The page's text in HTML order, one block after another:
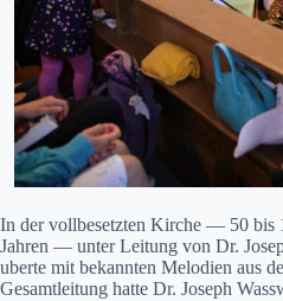
In der vollbe­set­zten Kirche — 50 bis
Jahren — unter Leitung von Dr.
uberte mit bekan­nten Melo­di­en aus
Gesamtleitung hat­te Dr. Joseph